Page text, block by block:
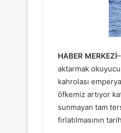
HABER MERKEZİ
aktarmak
kahrolası
öfkemiz artıyor
sunmayan tam
fırlatılmasının